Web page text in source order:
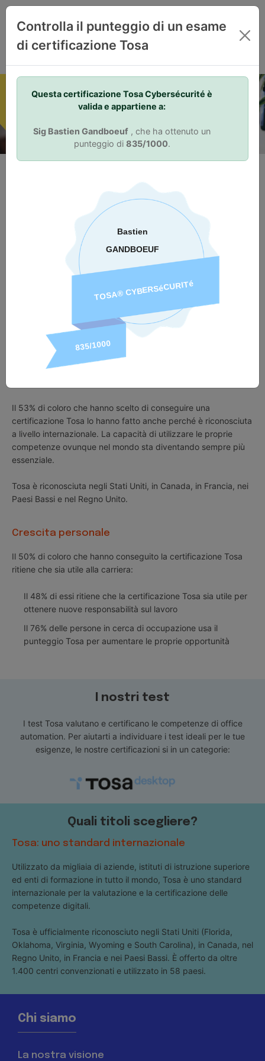
Your Skills. Your Advantage.
Attestazione delle competenze
La certificazione Tosa permette di distinguersi nel mercato del
lavoro. Una certificazione Tosa dimostra ai datori di lavoro
attuali e potenziali che una persona ha le competenze
necessarie a svolgere il proprio lavoro. Il punteggio su una
scala da 1 a 1.000 delle certificazioni Tosa si può inserire
facilmente nei profili dei social network professionali e nel
curriculum oppure nei piani di studio accademici e nei
L'89% di coloro che hanno conseguito la certificazione Tosa
afferma di aver guadagnato fiducia nelle proprie capacità.
Il 53% di coloro che hanno scelto di conseguire una
certificazione Tosa lo hanno fatto anche perché è riconosciuta
a livello internazionale. La capacità di utilizzare le proprie
competenze ovunque nel mondo sta diventando sempre più
essenziale.
Tosa è riconosciuta negli Stati Uniti, in Canada, in Francia, nei
Paesi Bassi e nel Regno Unito.
Crescita personale
Il 50% di coloro che hanno conseguito la certificazione Tosa
ritiene che sia utile alla carriera:
Il 48% di essi ritiene che la certificazione Tosa sia utile per
ottenere nuove responsabilità sul lavoro
Il 76% delle persone in cerca di occupazione usa il
punteggio Tosa per aumentare le proprie opportunità
I nostri test
I test Tosa valutano e certificano le competenze di office
automation. Per aiutarti a individuare i test ideali per le tue
esigenze, le nostre certificazioni si in un categorie:
Quali titoli scegliere?
Tosa: uno standard internazionale
Utilizzato da migliaia di aziende, istituti di istruzione superiore
ed enti di formazione in tutto il mondo, Tosa è uno standard
internazionale per la valutazione e la certificazione delle
competenze digitali.
Tosa è ufficialmente riconosciuto negli Stati Uniti (Florida,
Oklahoma, Virginia, Wyoming e South Carolina), in Canada, nel
Regno Unito, in Francia e nei Paesi Bassi. È offerto da oltre
1.400 centri convenzionati e utilizzato in 58 paesi.
Chi siamo
La nostra visione
Controlla il punteggio di un esame
di certificazione Tosa
Questa certificazione Tosa Cybersécurité è
valida e appartiene a:
Sig Bastien Gandboeuf , che ha ottenuto un
punteggio di 835/1000.